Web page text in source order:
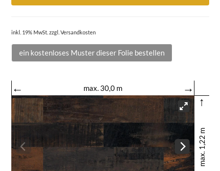
inkl. 19% MwSt. zzgl. Versandkosten
ein kostenloses Muster dieser Folie bestellen
← max. 30,0 m
→
↑
max. 1,22 m